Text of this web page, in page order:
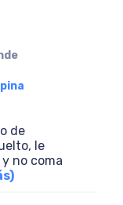
de
le
no coma